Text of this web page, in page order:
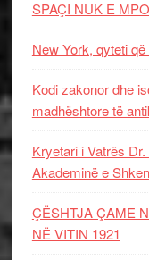
SPAÇI NUK E
New York, qyteti
Kodi zakonor dhe
madhështore të
Kryetari i Vatrës
Akademinë e
ÇËSHTJA ÇAME
NË VITIN 1921